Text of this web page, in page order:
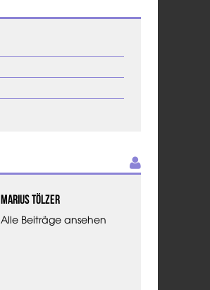
Marius Tölzer
Alle Beiträge ansehen